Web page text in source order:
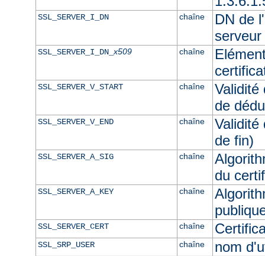
SSL_SERVER_I_DN chaîne
DN de
serveur
SSL_SERVER_I_DN_x509 chaîne
SSL_SERVER_V_START chaîne
Validité
de
SSL_SERVER_V_END chaîne
Validité
de fin)
SSL_SERVER_A_SIG chaîne
du
SSL_SERVER_A_KEY chaîne
SSL_SERVER_CERT chaîne
SSL_SRP_USER chaîne nom